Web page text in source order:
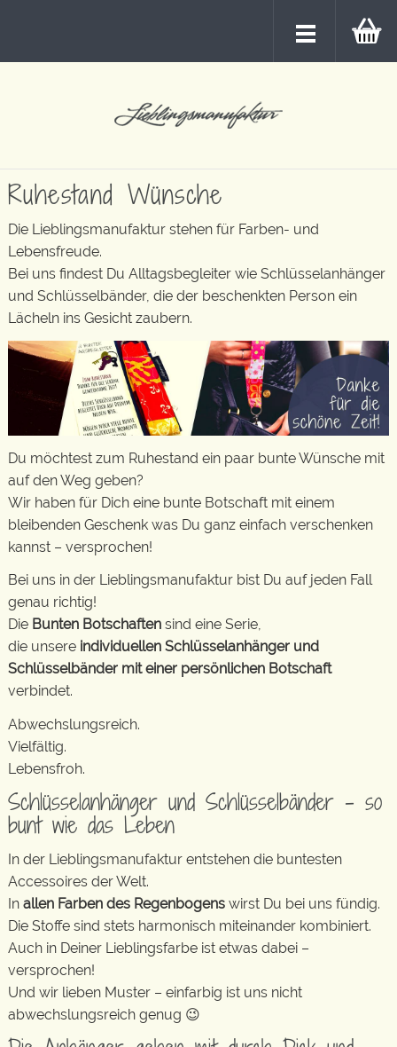
Ruhestand Wünsche
Die Lieblingsmanufaktur stehen für Farben- und
Lebensfreude.
Bei uns findest Du Alltagsbegleiter wie Schlüsselanhänger
und Schlüsselbänder, die der beschenkten Person ein
Lächeln ins Gesicht zaubern.
Du möchtest zum Ruhestand ein paar bunte Wünsche mit
auf den Weg geben?
Wir haben für Dich eine bunte Botschaft mit einem
bleibenden Geschenk was Du ganz einfach verschenken
kannst – versprochen!
Bei uns in der Lieblingsmanufaktur bist Du auf jeden Fall
genau richtig!
Die Bunten Botschaften sind eine Serie,
die unsere individuellen Schlüsselanhänger und
Schlüsselbänder mit einer persönlichen Botschaft
verbindet.
Abwechslungsreich.
Vielfältig.
Lebensfroh.
Schlüsselanhänger und Schlüsselbänder – so
bunt wie das Leben
In der Lieblingsmanufaktur entstehen die buntesten
Accessoires der Welt.
In allen Farben des Regenbogens wirst Du bei uns fündig.
Die Stoffe sind stets harmonisch miteinander kombiniert.
Auch in Deiner Lieblingsfarbe ist etwas dabei –
versprochen!
Und wir lieben Muster – einfarbig ist uns nicht
abwechslungsreich genug 😉